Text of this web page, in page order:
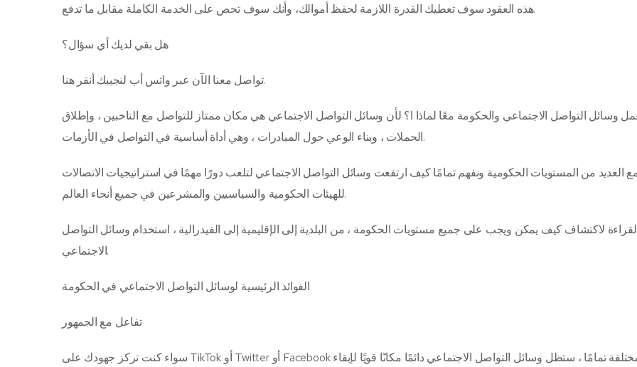
هذه العقود سوف تعطيك القدرة اللازمة لحفظ أموالك، وأنك سوف تحص على الخدمة الكاملة مقابل ما تدفع.
هل بقي لديك أي سؤال؟
تواصل معنا الآن عبر واتس أب لنجيبك أنقر هنا.
وسائل التواصل الاجتماعي والحكومة معًا لماذا ا؟ لأن وسائل التواصل الاجتماعي هي مكان ممتاز للتواصل مع الناخبين ، وإطلاق
الحملات ، وبناء الوعي حول المبادرات ، وهي أداة أساسية في التواصل في الأزمات.
العديد من المستويات الحكومية ونفهم تمامًا كيف ارتفعت وسائل التواصل الاجتماعي لتلعب دورًا مهمًا في استراتيجيات الاتصالات
للهيئات الحكومية والسياسيين والمشرعين في جميع أنحاء العالم.
القراءة لاكتشاف كيف يمكن ويجب على جميع مستويات الحكومة ، من البلدية إلى الإقليمية إلى الفيدرالية ، استخدام وسائل التواصل
الاجتماعي.
الفوائد الرئيسية لوسائل التواصل الاجتماعي في الحكومة
تفاعل مع الجمهور
سواء كنت تركز جهودك على TikTok أو Twitter أو Facebook أو منصة مختلفة تمامًا ، ستظل وسائل التواصل الاجتماعي دائمًا مكانًا قويًا لإبقاء